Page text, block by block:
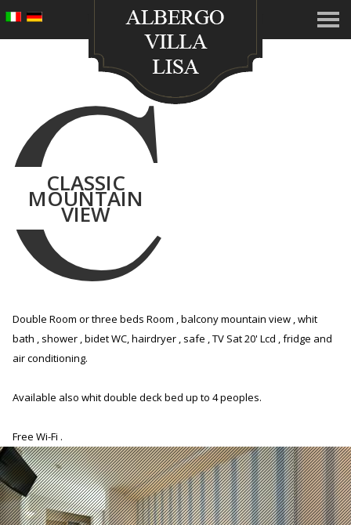
C
CLASSIC
MOUNTAIN
VIEW
Double Room or three beds Room , balcony mountain view , whit
bath , shower , bidet WC, hairdryer , safe , TV Sat 20' Lcd , fridge and
air conditioning.
Available also whit double deck bed up to 4 peoples.
Free Wi-Fi .